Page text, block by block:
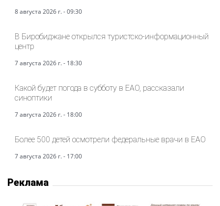
8 августа 2026 г. - 09:30
В Биробиджане открылся туристско-информационный
центр
7 августа 2026 г. - 18:30
Какой будет погода в субботу в ЕАО, рассказали
синоптики
7 августа 2026 г. - 18:00
Более 500 детей осмотрели федеральные врачи в ЕАО
7 августа 2026 г. - 17:00
Реклама